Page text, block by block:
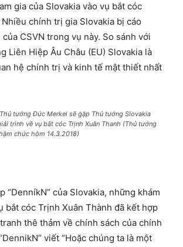
gia của Slovakia vào vụ bắt cóc
chính trị gia Slovakia bị cáo
của CSVN trong vụ này. So sánh với
Liên Hiệp Âu Châu (EU) Slovakia là
hệ chính trị và kinh tế mật thiết nhất
tướng Đức Merkel sẽ gặp Thủ tướng Slovakia
trình về vụ bắt cóc Trịnh Xuân Thanh (Thủ tướng
chức hôm 14.3.2018)
“DenníkN” của Slovakia, những khám
bắt cóc Trịnh Xuân Thành đã kết hợp
thê thảm về chính sách của chính
viết “Hoặc chúng ta là một